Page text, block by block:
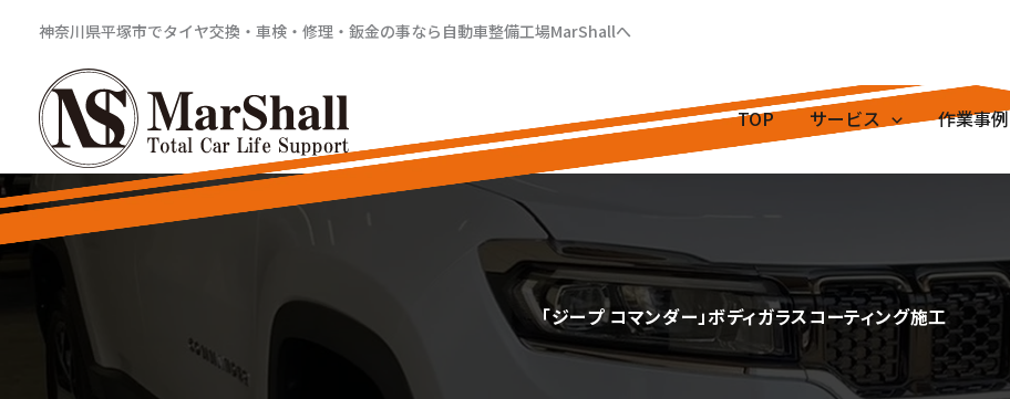
ッ
神奈川県平塚市でタイヤ交換・車検・修理・鈑金の事なら自動車整備工場MarShallへ
TOP サービス 作業事例
「ジープ コマンダー」ボディガラスコーティング施工